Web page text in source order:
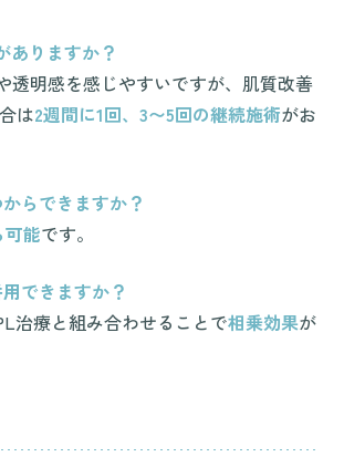
ありますか？
透明感を感じやすいですが、肌質改善
は2週間に1回、3〜5回の継続施術がお
らできますか？
能です。
できますか？
治療と組み合わせることで相乗効果が